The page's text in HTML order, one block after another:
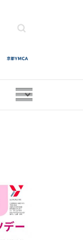
Search